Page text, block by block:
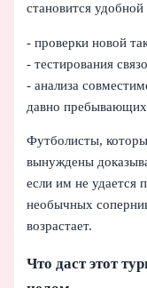
становится
- проверки новой
- тестирования
- анализа
давно пребывающих
Футболисты,
вынуждены
если им не удается
необычных
возрастает.
Что даст этот